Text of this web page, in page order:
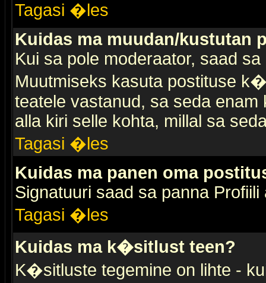
Tagasi �les
Kuidas ma muudan/kustutan
Kui sa pole moderaator, saad
Muutmiseks kasuta postituse
teatele vastanud, sa seda
alla kiri selle kohta, millal sa
Tagasi �les
Kuidas ma panen oma
Signatuuri saad sa panna Profiili
Tagasi �les
Kuidas ma k�sitlust teen?
K�sitluste tegemine on lihte -